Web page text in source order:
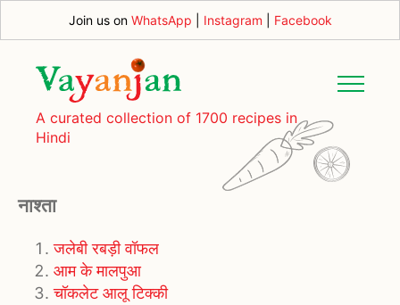
Join us on WhatsApp Instagram Facebook
A curated collection of 1700 recipes in
Hindi
नाश्ता
जलेबी रबड़ी वॉफल
आम के मालपुआ
चॉकलेट आलू टिक्की